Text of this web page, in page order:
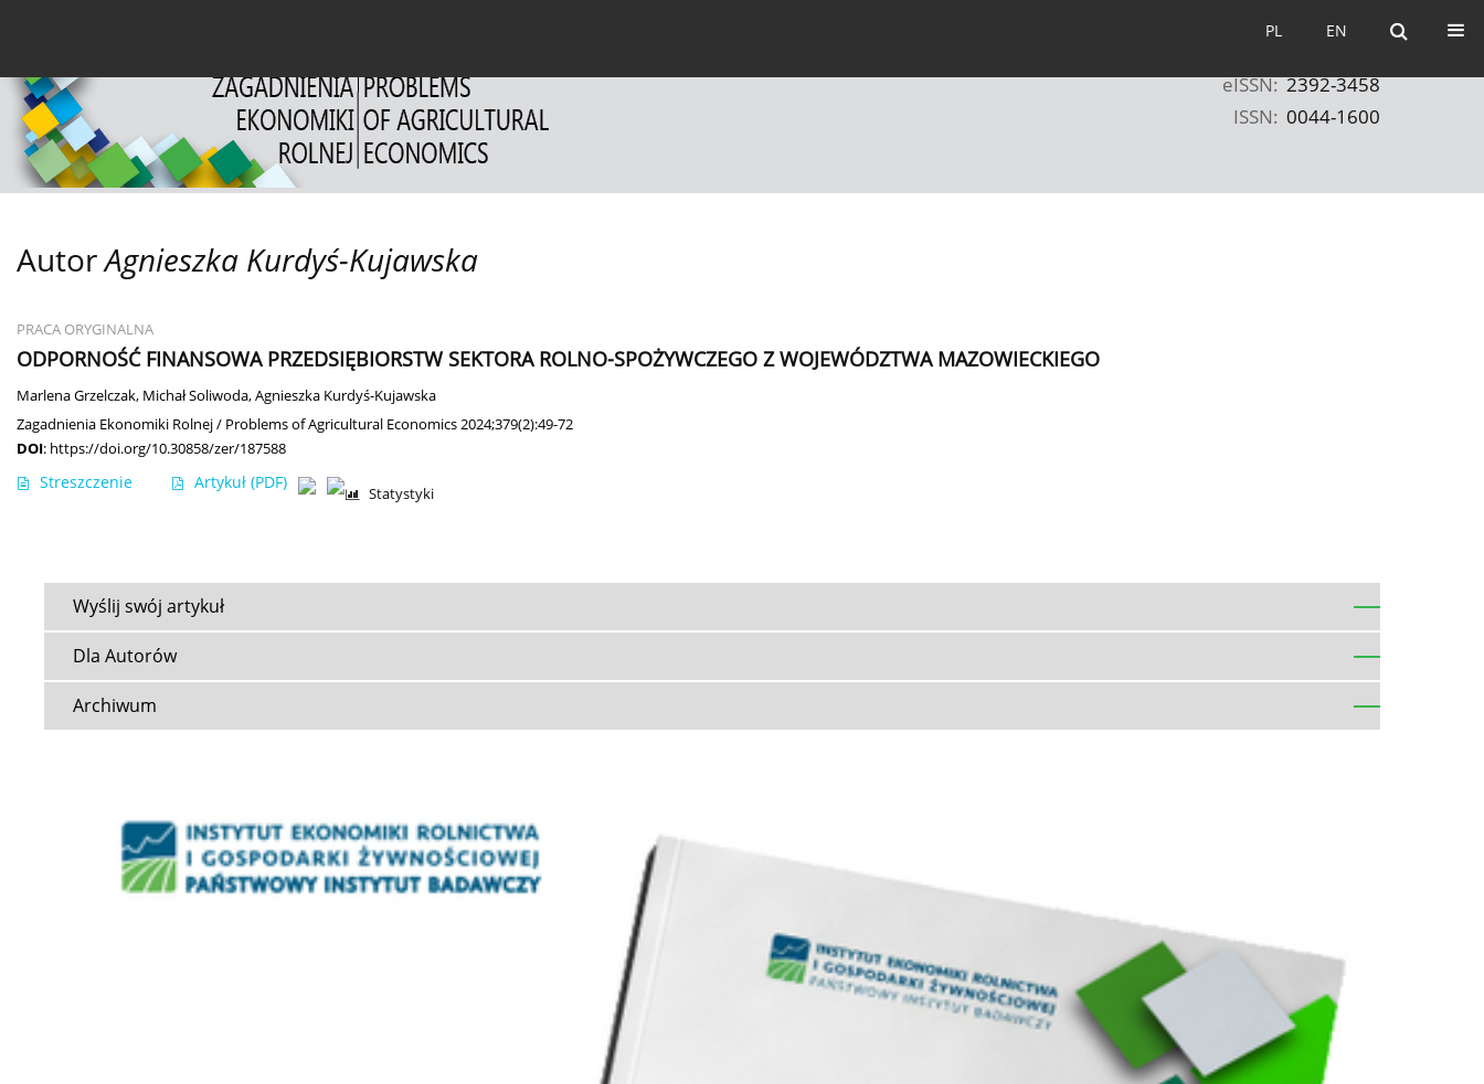
EN
PL EN
PL
eISSN: 2392-3458
ISSN: 0044-1600
AutorAgnieszka Kurdyś-Kujawska
PRACA ORYGINALNA
ODPORNOŚĆ FINANSOWA PRZEDSIĘBIORSTW SEKTORA ROLNO-SPOŻYWCZEGO Z WOJEWÓDZTWA MAZOWIECKIEGO
Marlena Grzelczak, Michał Soliwoda,Agnieszka Kurdyś-Kujawska
Zagadnienia Ekonomiki Rolnej / Problems of Agricultural Economics 2024;379(2):49-72
DOI: https://doi.org/10.30858/zer/187588
Streszczenie Artykuł (PDF)
Statystyki
Wyślij swój artykuł
Dla Autorów
Archiwum